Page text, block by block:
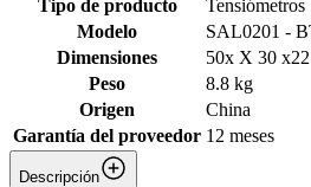
Tipo de producto
Tensiómetros
Modelo
SAL0201 -
Dimensiones
50x X 30
Peso
8.8 kg
Origen
China
Garantía del proveedor 12 meses
Descripción